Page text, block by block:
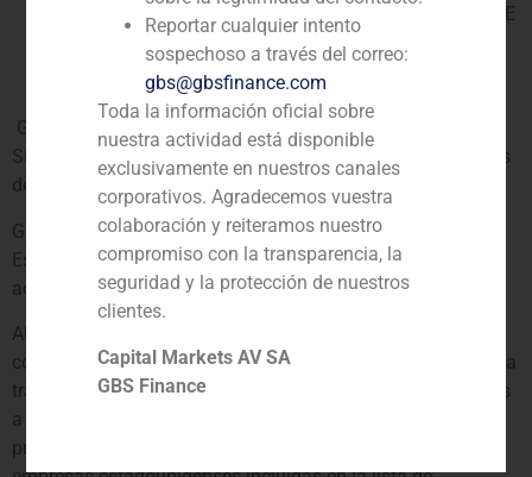
sectores de la actividad de GBS CORPORATE FINANCE
S.A, cuando así lo establezca la normativa vigente.
¿Se efectúan transferencias internacionales de los
datos?
GBS CORPORATE FINANCE S.A podría realizar desde este
Sitio web transferencias internacionales de datos derivados
de la aceptación de las cookies:
Google Llc y Google Ireland Limited transfieren datos a
Estados Unidos en base al consentimiento del usuario al
aceptar las cookies.
Al aceptar las cookies de estas entidades el usuario
consiente que sus datos personales que puedan recabarse a
través de la carga y lectura de las cookies sean transferidos
a Estados Unidos, país en el que se ofrece un nivel de
protección equiparable al europeo, solo en aquellas
Reportar cualquier intento
sospechoso a través del correo:
gbs@gbsfinance.com
Toda la información oficial sobre
nuestra actividad está disponible
exclusivamente en nuestros canales
corporativos. Agradecemos vuestra
colaboración y reiteramos nuestro
compromiso con la transparencia, la
seguridad y la protección de nuestros
clientes.
Capital Markets AV SA
GBS Finance